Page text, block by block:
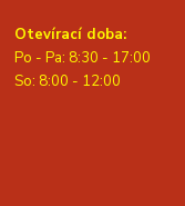
Otevírací doba:
Po - Pa: 8:30 - 17:00
So: 8:00 - 12:00